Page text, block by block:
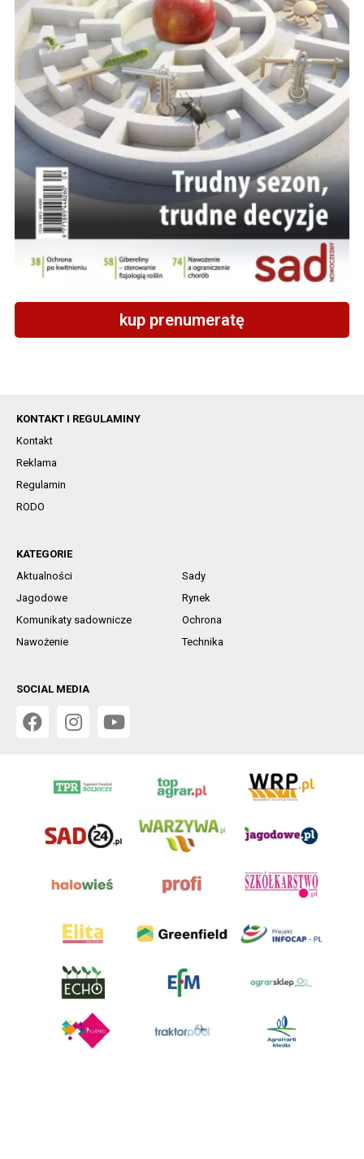
kup prenumeratę
KONTAKT I REGULAMINY
Kontakt
Reklama
Regulamin
RODO
KATEGORIE
Aktualności
Sady
Jagodowe
Rynek
Komunikaty sadownicze
Ochrona
Nawożenie
Technika
SOCIAL MEDIA